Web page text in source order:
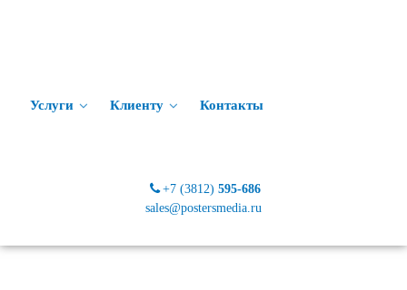
Услуги Клиенту Контакты
+7 (3812)595-686
sales@postersmedia.ru